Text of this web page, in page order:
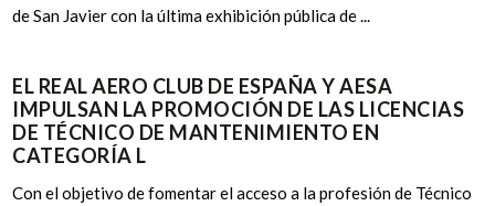
de San Javier con la última exhibición pública de ...
EL REAL AERO CLUB DE ESPAÑA Y AESA
IMPULSAN LA PROMOCIÓN DE LAS LICENCIAS
DE TÉCNICO DE MANTENIMIENTO EN
CATEGORÍA L
Con el objetivo de fomentar el acceso a la profesión de Técnico